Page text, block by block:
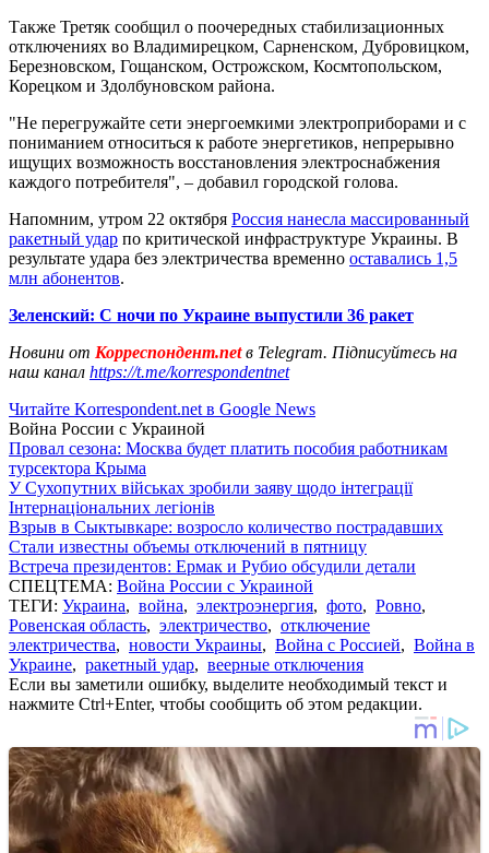
Также Третяк сообщил о поочередных стабилизационных
отключениях во Владимирецком, Сарненском, Дубровицком,
Березновском, Гощанском, Острожском, Космтопольском,
Корецком и Здолбуновском района.
"Не перегружайте сети энергоемкими электроприборами и с
пониманием относиться к работе энергетиков, непрерывно
ищущих возможность восстановления электроснабжения
каждого потребителя", – добавил городской голова.
Напомним, утром 22 октября Россия нанесла массированный
ракетный удар по критической инфраструктуре Украины. В
результате удара без электричества временно оставались 1,5
млн абонентов.
Зеленский: С ночи по Украине выпустили 36 ракет
Новини от Корреспондент.netв Telegram. Підписуйтесь на
наш канал https://t.me/korrespondentnet
Читайте Korrespondent.net в Google News
Война России с Украиной
Провал сезона: Москва будет платить пособия работникам
турсектора Крыма
У Сухопутних військах зробили заяву щодо інтеграції
Інтернаціональних легіонів
Взрыв в Сыктывкаре: возросло количество пострадавших
Стали известны объемы отключений в пятницу
Встреча президентов: Ермак и Рубио обсудили детали
СПЕЦТЕМА: Война России с Украиной
ТЕГИ: Украина, война, электроэнергия, фото, Ровно,
Ровенская область, электричество, отключение
электричества, новости Украины, Война с Россией, Война в
Украине, ракетный удар, веерные отключения
Если вы заметили ошибку, выделите необходимый текст и
нажмите Ctrl+Enter, чтобы сообщить об этом редакции.